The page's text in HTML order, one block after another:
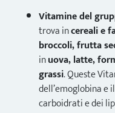
Vitamine del
trova incereali e
broccoli, frutta
inuova, latte,
grassi. Queste
dell’emoglobina
carboidrati e dei